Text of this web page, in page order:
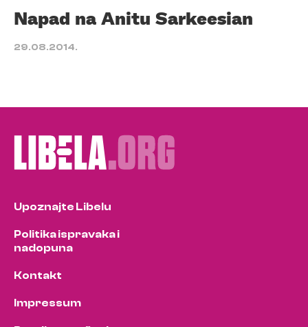
Napad na Anitu Sarkeesian
29.08.2014.
Upoznajte Libelu
Politika ispravaka i
nadopuna
Kontakt
Impressum